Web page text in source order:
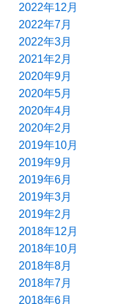
2022年12月
2022年7月
2022年3月
2021年2月
2020年9月
2020年5月
2020年4月
2020年2月
2019年10月
2019年9月
2019年6月
2019年3月
2019年2月
2018年12月
2018年10月
2018年8月
2018年7月
2018年6月